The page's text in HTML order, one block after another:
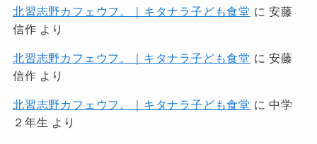
北習志野カフェウフ。｜キタナラ子ども食堂 に安藤
信作 より
北習志野カフェウフ。｜キタナラ子ども食堂 に安藤
信作 より
北習志野カフェウフ。｜キタナラ子ども食堂 に 中学
２年生 より